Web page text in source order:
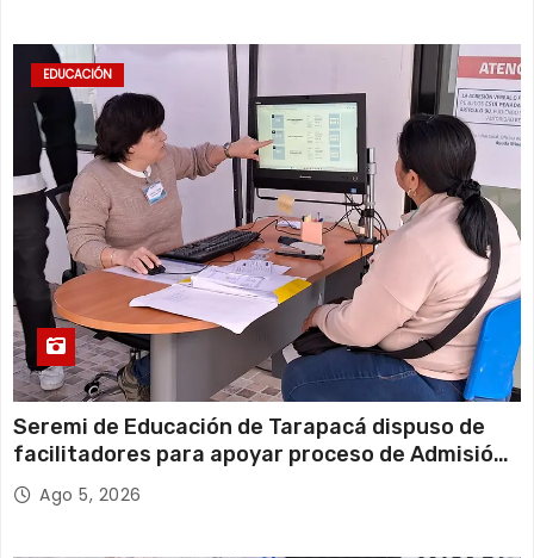
EDUCACIÓN
Seremi de Educación de Tarapacá dispuso de
facilitadores para apoyar proceso de Admisión
Escolar 2027
Ago 5, 2026